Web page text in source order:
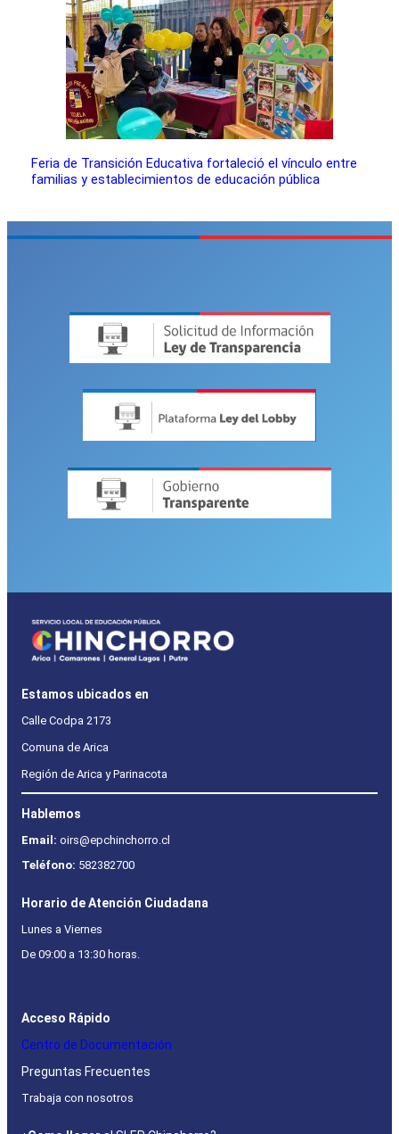
Feria de Transición Educativa fortaleció el vínculo entre
familias y establecimientos de educación pública
Estamos ubicados en
Calle Codpa 2173
Comuna de Arica
Región de Arica y Parinacota
Hablemos
Email: oirs@epchinchorro.cl
Teléfono: 582382700
Horario de Atención Ciudadana
Lunes a Viernes
De 09:00 a 13:30 horas.
Acceso Rápido
Centro de Documentación
Preguntas Frecuentes
Trabaja con nosotros